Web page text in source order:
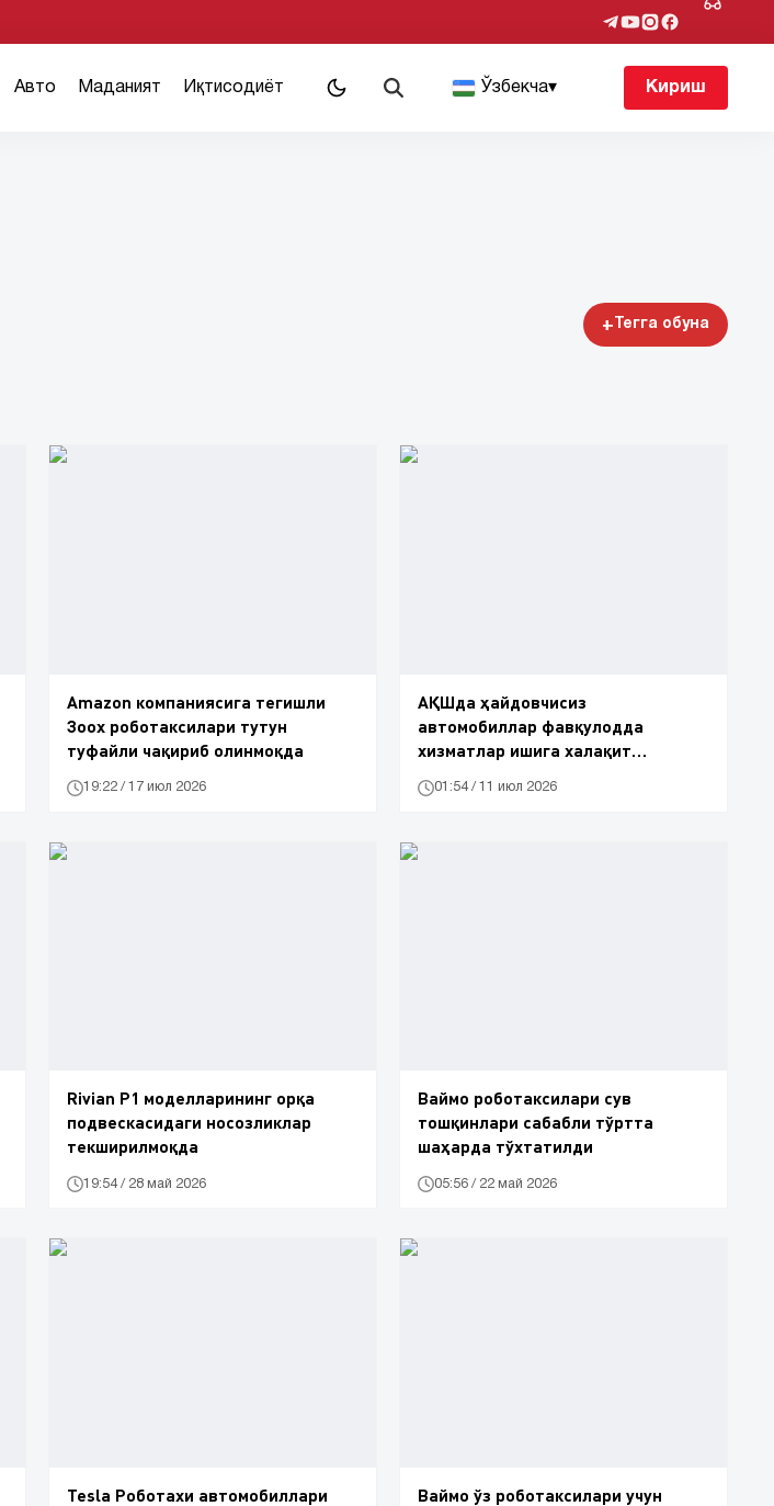
Авто Маданият Иқтисодиёт Ўзбекча▾ Кириш
+ Тегга обуна
Amazon компаниясига тегишли
Зоох роботаксилари тутун
туфайли чақириб олинмоқда
19:22 / 17 июл 2026
АҚШда ҳайдовчисиз
автомобиллар фавқулодда
хизматлар ишига халақит
01:54 / 11 июл 2026
Rivian Р1 моделларининг орқа
подвескасидаги носозликлар
текширилмоқда
19:54 / 28 май 2026
Ваймо роботаксилари сув
тошқинлари сабабли тўртта
шаҳарда тўхтатилди
05:56 / 22 май 2026
Tesla Роботахи автомобиллари
Ваймо ўз роботаксилари учун